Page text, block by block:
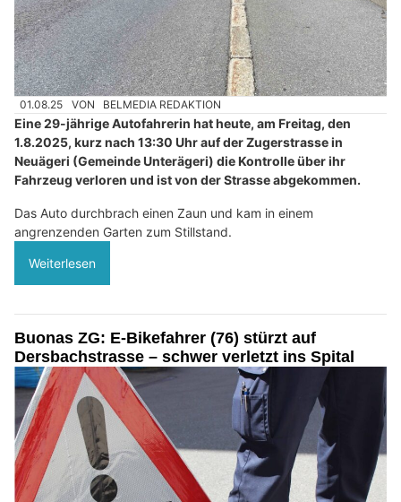
01.08.25 VON BELMEDIA REDAKTION
Eine 29-jährige Autofahrerin hat heute, am Freitag, den
1.8.2025, kurz nach 13:30 Uhr auf der Zugerstrasse in
Neuägeri (Gemeinde Unterägeri) die Kontrolle über ihr
Fahrzeug verloren und ist von der Strasse abgekommen.
Das Auto durchbrach einen Zaun und kam in einem
angrenzenden Garten zum Stillstand.
Weiterlesen
Buonas ZG: E-Bikefahrer (76) stürzt auf
Dersbachstrasse – schwer verletzt ins Spital